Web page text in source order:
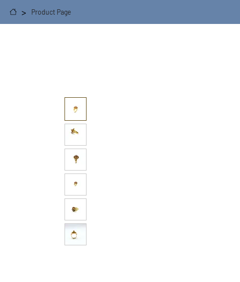
> Product Page